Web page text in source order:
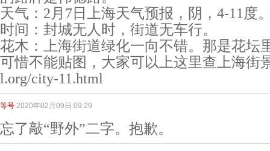
天气：2月7日上海天气预报，阴，4-11度
时间：封城无人时，街道无车行。
花木：上海街道绿化一向不错。那是花坛
可惜不能贴图，大家可以上这里查上海街
l.org/city-11.html
等号 2020年02月09日 09:29
忘了敲“野外”二字。抱歉。